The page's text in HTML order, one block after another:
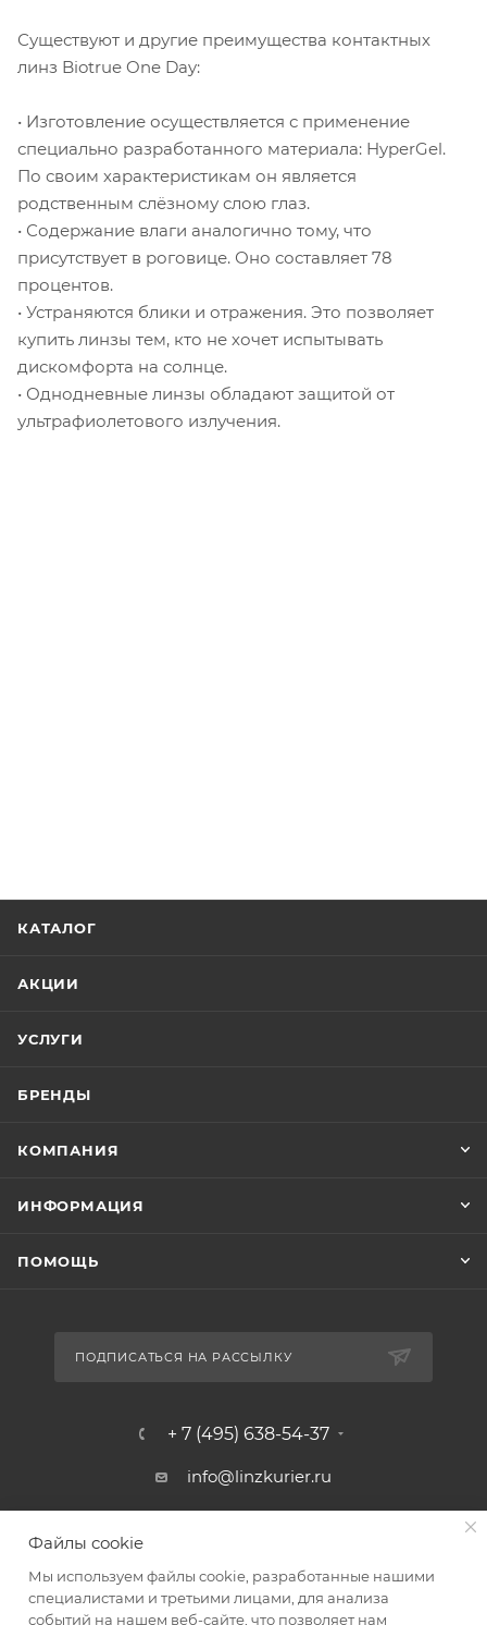
Существуют и другие преимущества контактных
линз Biotrue One Day:
• Изготовление осуществляется с применение
специально разработанного материала: HyperGel.
По своим характеристикам он является
родственным слёзному слою глаз.
• Содержание влаги аналогично тому, что
присутствует в роговице. Оно составляет 78
процентов.
• Устраняются блики и отражения. Это позволяет
купить линзы тем, кто не хочет испытывать
дискомфорта на солнце.
• Однодневные линзы обладают защитой от
ультрафиолетового излучения.
КАТАЛОГ
АКЦИИ
УСЛУГИ
БРЕНДЫ
КОМПАНИЯ
ИНФОРМАЦИЯ
ПОМОЩЬ
ПОДПИСАТЬСЯ НА РАССЫЛКУ
+ 7 (495) 638-54-37
info@linzkurier.ru
Файлы cookie
Мы используем файлы cookie, разработанные нашими
специалистами и третьими лицами, для анализа
событий на нашем веб-сайте, что позволяет нам